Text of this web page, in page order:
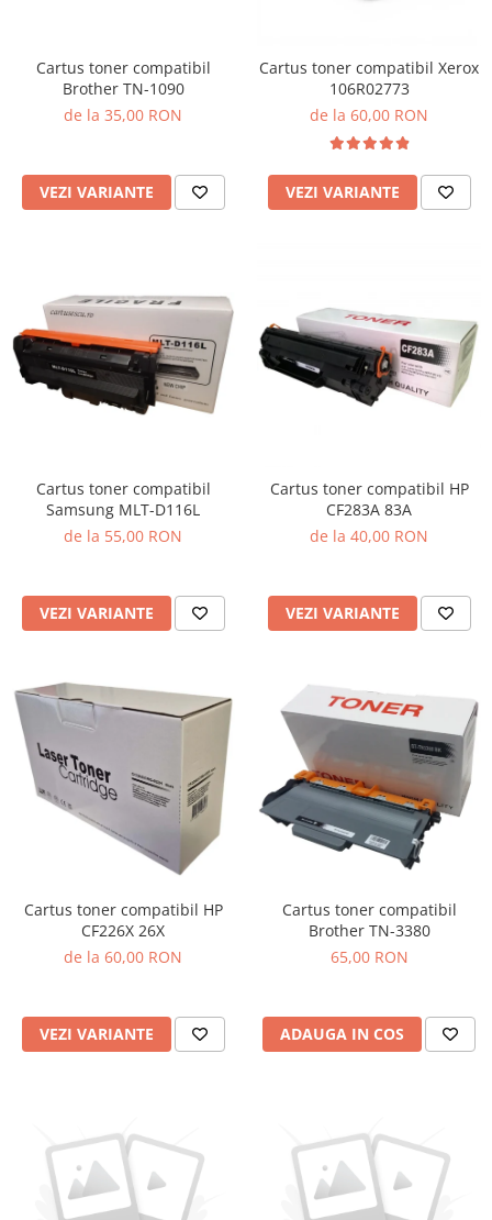
Cartus toner compatibil
Brother TN-1090
de la 35,00 RON
VEZI VARIANTE
Cartus toner compatibil Xerox
106R02773
de la 60,00 RON
VEZI VARIANTE
Cartus toner compatibil
Samsung MLT-D116L
de la 55,00 RON
VEZI VARIANTE
Cartus toner compatibil HP
CF283A 83A
de la 40,00 RON
VEZI VARIANTE
Cartus toner compatibil HP
CF226X 26X
de la 60,00 RON
VEZI VARIANTE
Cartus toner compatibil
Brother TN-3380
65,00 RON
ADAUGA IN COS